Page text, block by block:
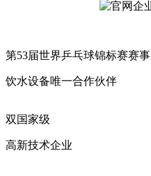
第53届世界乒乓球锦标赛赛事
饮水设备唯一合作伙伴
双国家级
高新技术企业